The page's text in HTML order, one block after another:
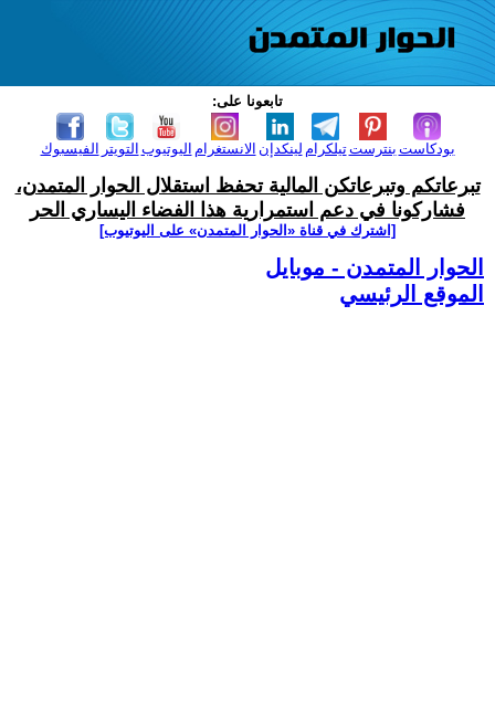
تابعونا على:
الفيسبوك التويتر اليوتيوب الانستغرام لينكدإن تيلكرامبنترست بودكاست
تبرعاتكم وتبرعاتكن المالية تحفظ استقلال الحوار المتمدن،
فشاركونا في دعم استمرارية هذا الفضاء اليساري الحر
[اشترك في قناة ‫«الحوار المتمدن» على اليوتيوب]
الحوار المتمدن - موبايل
الموقع الرئيسي